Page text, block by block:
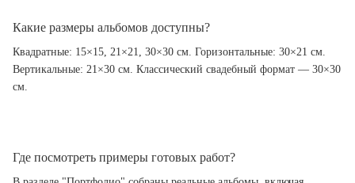
Какие размеры альбомов доступны?
Квадратные: 15×15, 21×21, 30×30 см. Горизонтальные: 30×21 см.
Вертикальные: 21×30 см. Классический свадебный формат — 30×30
см.
Где посмотреть примеры готовых работ?